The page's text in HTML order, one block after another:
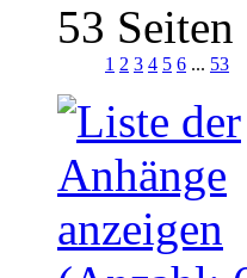
53 Seiten
1 2 3 4 5 6 ... 53